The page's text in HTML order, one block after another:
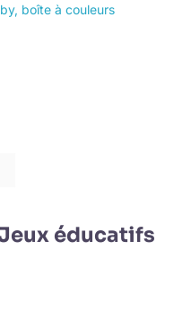
boîte à couleurs
éducatifs